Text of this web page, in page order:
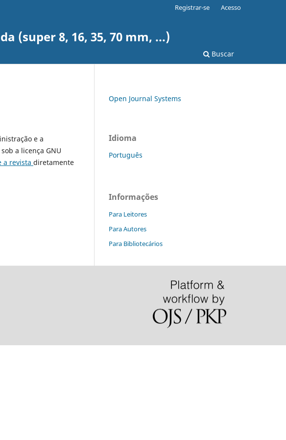
(super 8, 16, 35, 70 mm, ...)
Buscar
Registrar-se Acesso
e a
sob a licença GNU
a revista diretamente
Open Journal Systems
Idioma
Português
Informações
Para Leitores
Para Autores
Para Bibliotecários